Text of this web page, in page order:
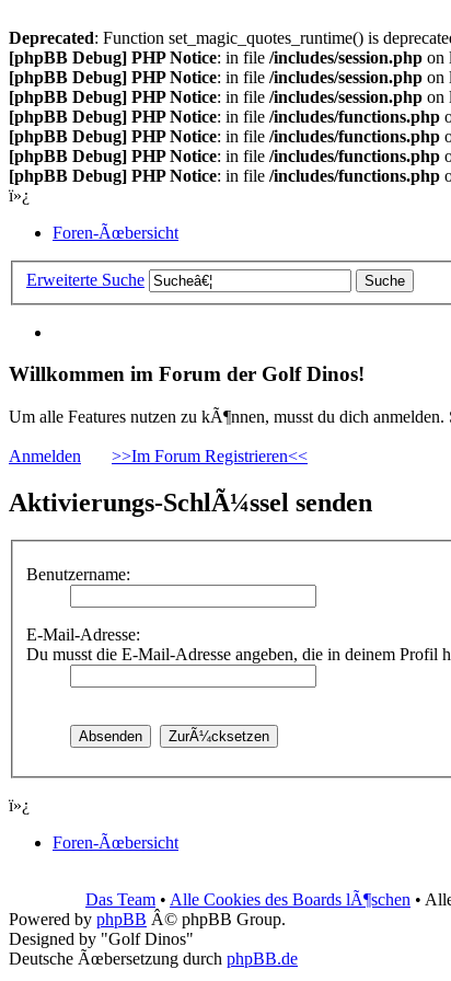
Deprecated: Function set_magic_quotes_runtime() is
[phpBB Debug] PHP Notice: in file /includes/session.php on
[phpBB Debug] PHP Notice: in file /includes/session.php on
[phpBB Debug] PHP Notice: in file /includes/session.php on
[phpBB Debug] PHP Notice: in file /includes/functions.php
[phpBB Debug] PHP Notice: in file /includes/functions.php
[phpBB Debug] PHP Notice: in file /includes/functions.php
[phpBB Debug] PHP Notice: in file /includes/functions.php
ï»¿
Foren-Ãœbersicht
Erweiterte Suche
Willkommen im Forum der Golf Dinos!
Um alle Features nutzen zu kÃ¶nnen, musst du dich
Anmelden >>Im Forum Registrieren<<
Aktivierungs-SchlÃ¼ssel senden
Benutzername:
E-Mail-Adresse:
Du musst die E-Mail-Adresse angeben, die in deinem Profil
ï»¿
Foren-Ãœbersicht
Das Team • Alle Cookies des Boards lÃ¶schen •
Powered by phpBB Â© phpBB Group.
Designed by "Golf Dinos"
Deutsche Ãœbersetzung durch phpBB.de